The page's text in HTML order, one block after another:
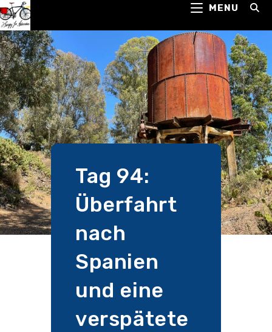
MENU
Tag 94:
Überfahrt
nach
Spanien
und eine
verspätete